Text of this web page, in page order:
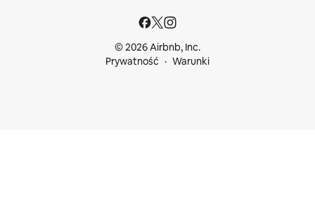
© 2026 Airbnb, Inc.
Prywatność
Warunki